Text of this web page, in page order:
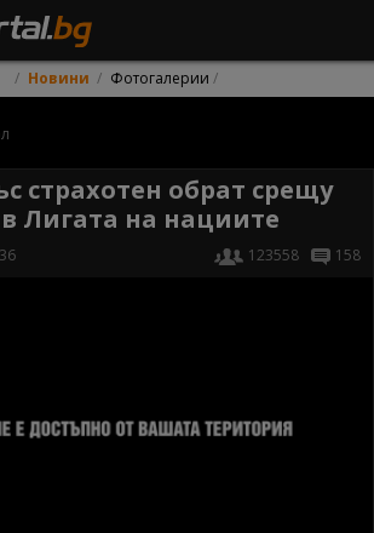
Новини Фотогалерии
страхотен обрат срещу
Лигата на нациите
123558 158